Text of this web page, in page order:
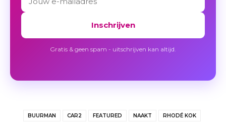
Inschrijven
Gratis & geen spam - uitschrijven kan altijd.
BUURMAN CAR2 FEATURED NAAKT RHODÉ KOK